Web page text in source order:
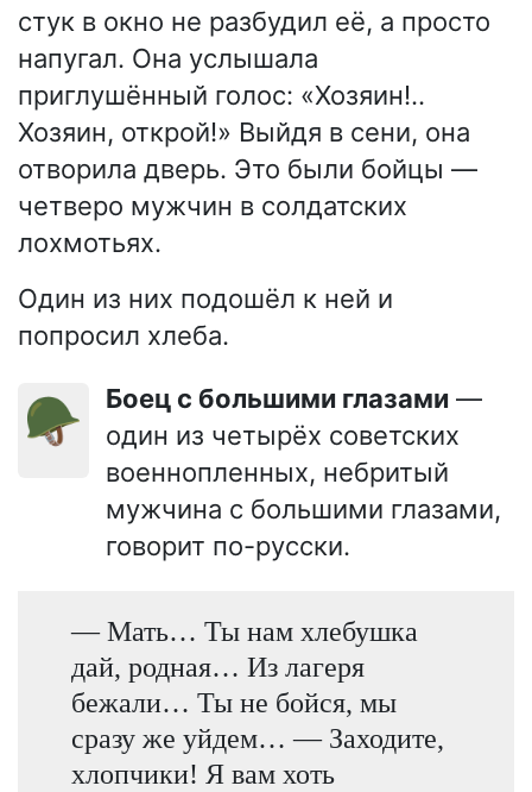
стук в окно не разбудил её, а просто
напугал. Она услышала
приглушённый голос: «Хозяин!..
Хозяин, открой!» Выйдя в сени, она
отворила дверь. Это были бойцы —
четверо мужчин в солдатских
лохмотьях.
Один из них подошёл к ней и
попросил хлеба.
🪖 Боец с большими глазами —
один из четырёх советских
военнопленных, небритый
мужчина с большими глазами,
говорит по-русски.
— Мать… Ты нам хлебушка
дай, родная… Из лагеря
бежали… Ты не бойся, мы
сразу же уйдем… — Заходите,
хлопчики! Я вам хоть